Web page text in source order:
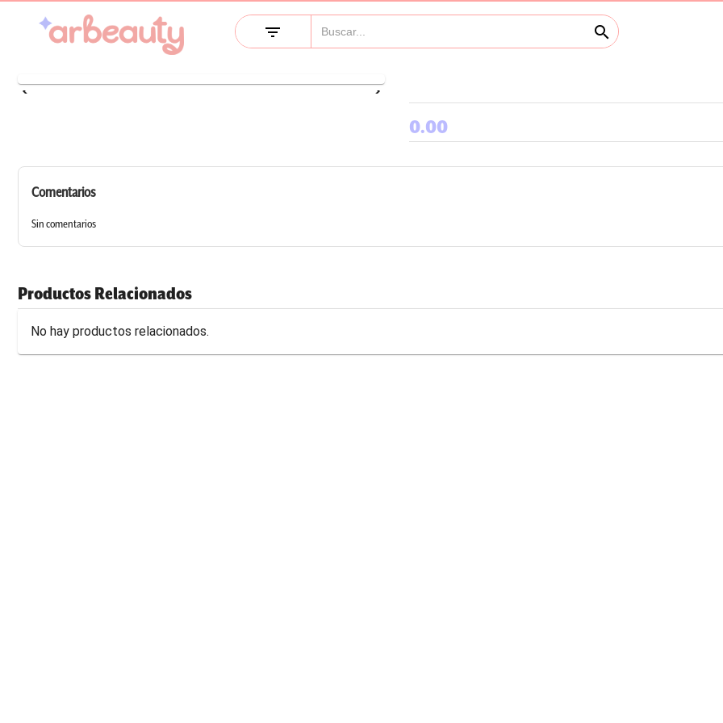
filter_list search
keyboard_arrow_left keyboard_arrow_right
0.00
Comentarios
Sin comentarios
Productos Relacionados
No hay productos relacionados.